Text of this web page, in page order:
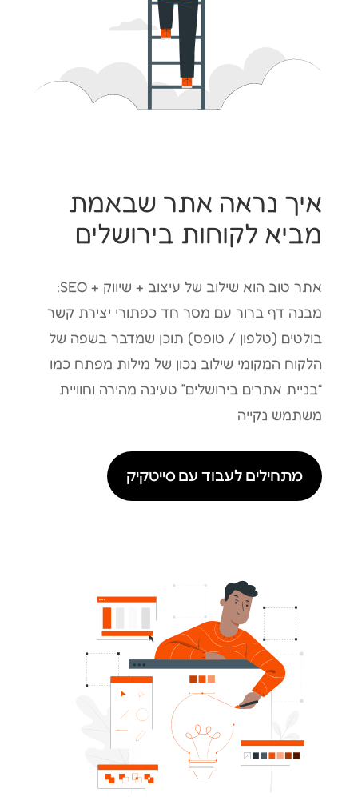
איך נראה אתר שבאמת
מביא לקוחות בירושלים
אתר טוב הוא שילוב של עיצוב + שיווק + SEO:
מבנה דף ברור עם מסר חד כפתורי יצירת קשר
בולטים (טלפון / טופס) תוכן שמדבר בשפה של
הלקוח המקומי שילוב נכון של מילות מפתח כמו
“בניית אתרים בירושלים” טעינה מהירה וחוויית
משתמש נקייה
מתחילים לעבוד עם סייטקיק